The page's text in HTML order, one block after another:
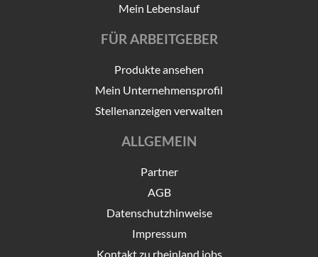
Mein Lebenslauf
FÜR ARBEITGEBER
Produkte ansehen
Mein Unternehmensprofil
Stellenanzeigen verwalten
ALLGEMEIN
Partner
AGB
Datenschutzhinweise
Impressum
Kontakt zu rheinland.jobs